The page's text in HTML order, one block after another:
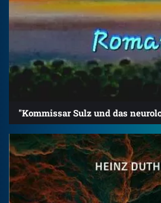
"Kommissar Sulz und das